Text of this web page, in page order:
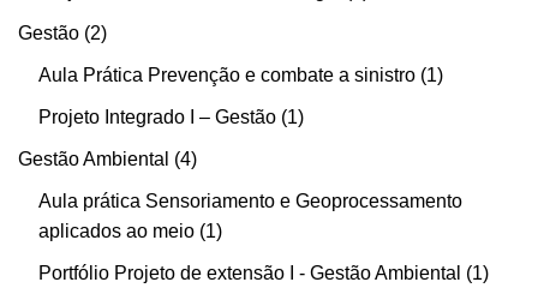
Gestão 2
Aula Prática Prevenção e combate a sinistro 1
Projeto Integrado I – Gestão 1
Gestão Ambiental 4
Aula prática Sensoriamento e Geoprocessamento
aplicados ao meio 1
Portfólio Projeto de extensão I - Gestão Ambiental 1